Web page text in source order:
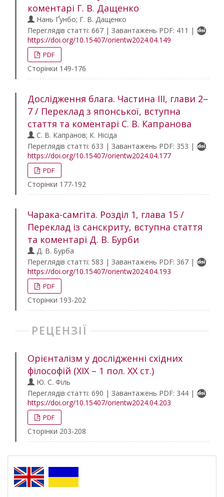
коментарі Г. В. Дащенко
Нань Ґунбо; Г. В. Дащенко
Переглядів статті: 667 | Завантажень PDF: 411 |
https://doi.org/10.15407/orientw2024.04.149
PDF
Сторінки 149-176
Дослідження блага. Частина ІІІ, глави 2–
7 / Переклад з японської, вступна
стаття та коментарі С. В. Капранова
С. В. Капранов; К. Нісіда
Переглядів статті: 633 | Завантажень PDF: 353 |
https://doi.org/10.15407/orientw2024.04.177
PDF
Сторінки 177-192
Чарака-самгіта. Розділ 1, глава 15 /
Переклад із санскриту, вступна стаття
та коментарі Д. В. Бурби
Д. В. Бурба
Переглядів статті: 583 | Завантажень PDF: 367 |
https://doi.org/10.15407/orientw2024.04.193
PDF
Сторінки 193-202
РЕЦЕНЗІЇ
Орієнталізм у дослідженні східних
філософій (ХІХ – 1 пол. ХХ ст.)
Ю. С. Філь
Переглядів статті: 690 | Завантажень PDF: 344 |
https://doi.org/10.15407/orientw2024.04.203
PDF
Сторінки 203-208